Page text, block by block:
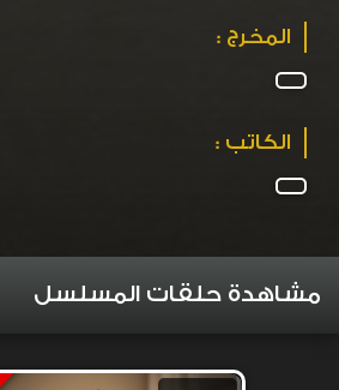
المخرج :
الكاتب :
مشاهدة حلقات المسلسل